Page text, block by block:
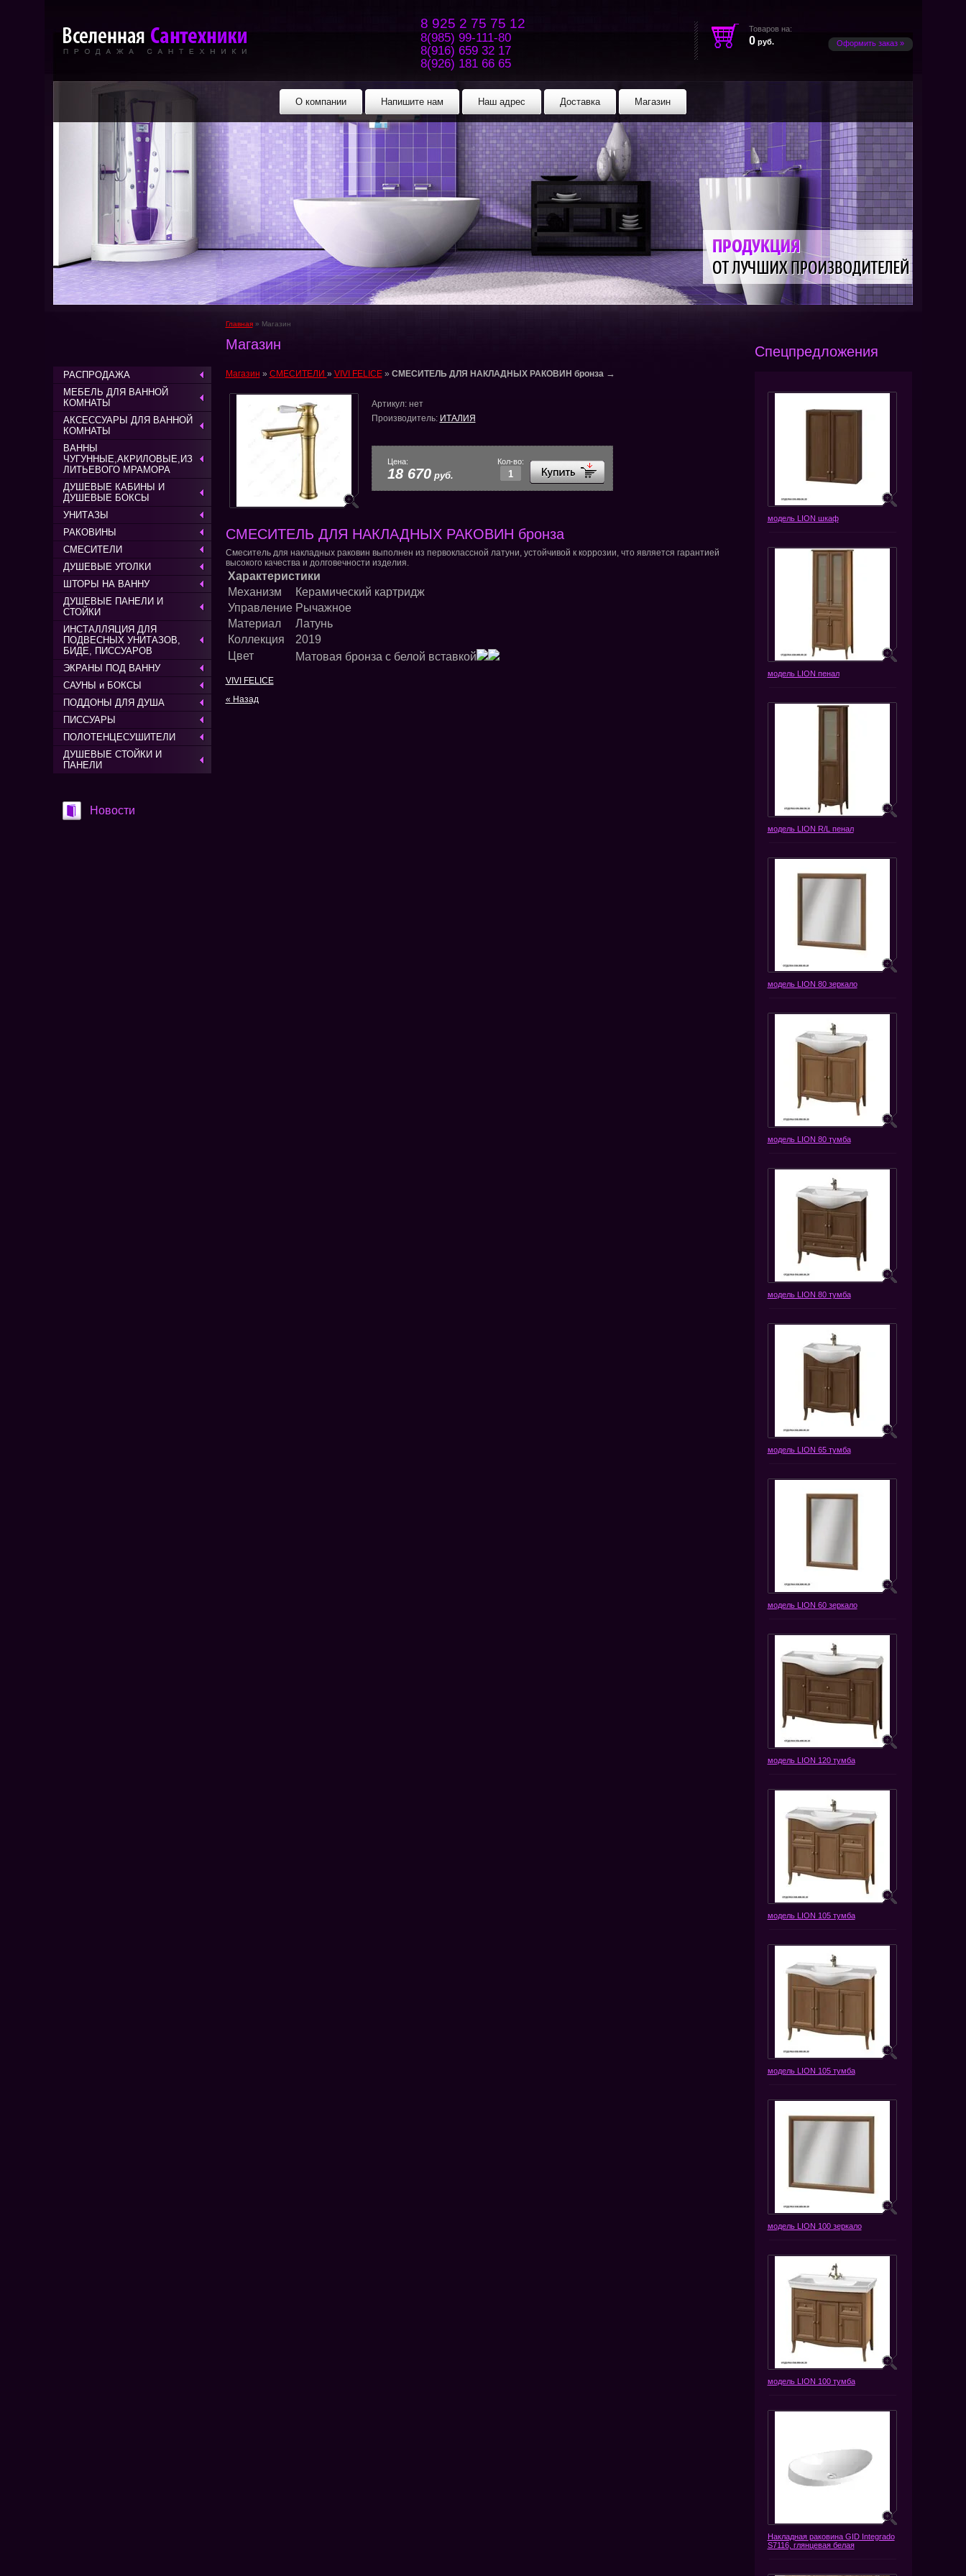
О компании Напишите нам Наш адрес Доставка Магазин
8 925 2 75 75 12
8(985) 99-111-80
8(916) 659 32 17
8(926) 181 66 65
Товаров на:
0руб. Оформить заказ »
РАСПРОДАЖА
МЕБЕЛЬ ДЛЯ ВАННОЙ
КОМНАТЫ
АКСЕССУАРЫ ДЛЯ ВАННОЙ
КОМНАТЫ
ВАННЫ
ЧУГУННЫЕ,АКРИЛОВЫЕ,ИЗ
ЛИТЬЕВОГО МРАМОРА
ДУШЕВЫЕ КАБИНЫ И
ДУШЕВЫЕ БОКСЫ
УНИТАЗЫ
РАКОВИНЫ
СМЕСИТЕЛИ
ДУШЕВЫЕ УГОЛКИ
ШТОРЫ НА ВАННУ
ДУШЕВЫЕ ПАНЕЛИ И
СТОЙКИ
ИНСТАЛЛЯЦИЯ ДЛЯ
ПОДВЕСНЫХ УНИТАЗОВ,
БИДЕ, ПИССУАРОВ
ЭКРАНЫ ПОД ВАННУ
САУНЫ и БОКСЫ
ПОДДОНЫ ДЛЯ ДУША
ПИССУАРЫ
ПОЛОТЕНЦЕСУШИТЕЛИ
ДУШЕВЫЕ СТОЙКИ И
ПАНЕЛИ
Новости
Главная» Магазин
Магазин
Магазин » СМЕСИТЕЛИ » VIVI FELICE» СМЕСИТЕЛЬ ДЛЯ НАКЛАДНЫХ РАКОВИН бронза →
Артикул: нет
Производитель: ИТАЛИЯ
Кол-во:
Цена:
18 670руб.
СМЕСИТЕЛЬ ДЛЯ НАКЛАДНЫХ РАКОВИН бронза
Смеситель для накладных раковин выполнен из первоклассной латуни, устойчивой к коррозии, что является гарантией
высокого качества и долговечности изделия.
Характеристики
Механизм
Керамический картридж
Управление Рычажное
Материал
Латунь
Коллекция
2019
Цвет
Матовая бронза с белой вставкой
VIVI FELICE
« Назад
Спецпредложения
модель LION шкаф
модель LION пенал
модель LION R/L пенал
модель LION 80 зеркало
модель LION 80 тумба
модель LION 80 тумба
модель LION 65 тумба
модель LION 60 зеркало
модель LION 120 тумба
модель LION 105 тумба
модель LION 105 тумба
модель LION 100 зеркало
модель LION 100 тумба
Накладная раковина GID Integrado
S7116, глянцевая белая